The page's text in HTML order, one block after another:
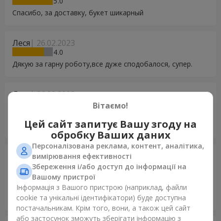
Спасибо, за доставку, букет шикарный
Леся 26.02.2023
4
Дякую за гарну роботу,все дуже сподобалося, супер.
Леся 26.02.2023
людей своїми фантазіями.
Оксана 24.10.2022
5
Спасибо за Ваш труд! Даже на расстоянии в тысячи
километров, Вы даёте возможность быть со своими
близкими.
Вітаємо!
Цей сайт запитує Вашу згоду на
обробку Ваших даних
Персоналізована реклама, контент, аналітика,
вимірювання ефективності
Збереження і/або доступ до інформації на
Вашому пристрої
Інформація з Вашого пристрою (наприклад, файли
cookie та унікальні ідентифікатори) буде доступна
постачальникам. Крім того, вони, а також цей сайт
або застосунок зможуть зберігати інформацію з